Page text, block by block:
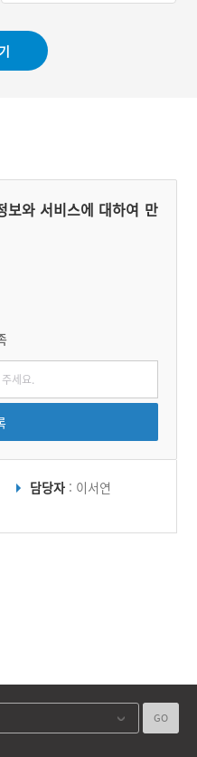
보와 서비스에 대하여 만
담당자 : 이서연
GO